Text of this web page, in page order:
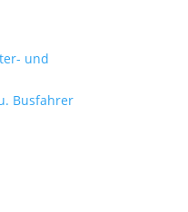
und
Busfahrer